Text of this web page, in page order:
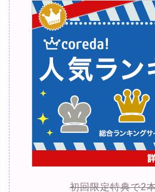
初回限定特典で2